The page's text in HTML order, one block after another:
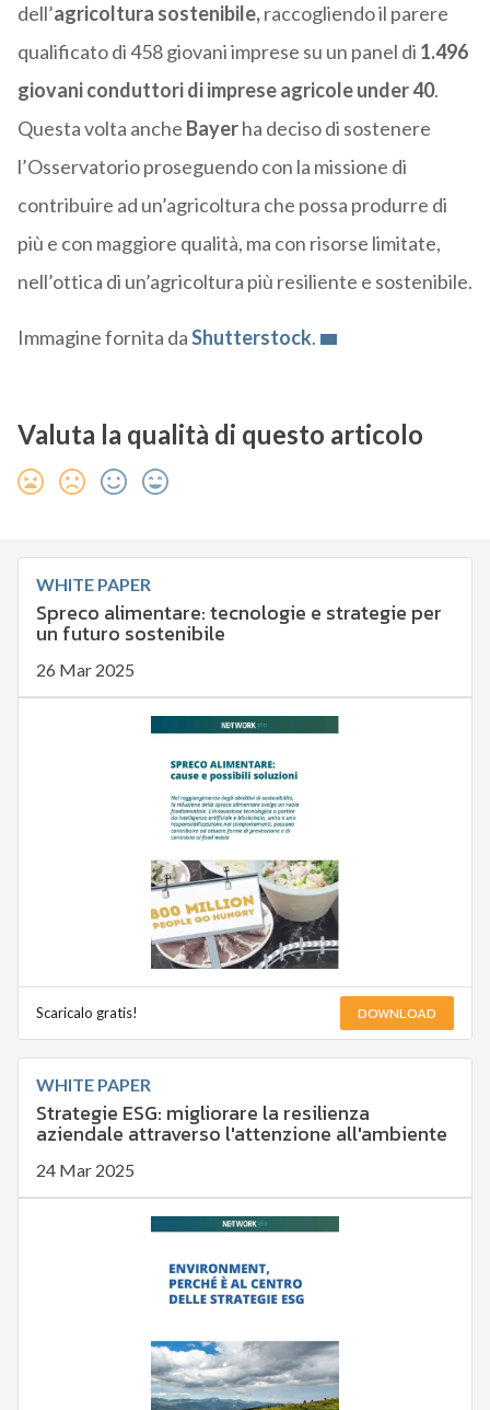
dell’agricoltura sostenibile,raccogliendo il parere
qualificato di 458 giovani imprese su un panel di 1.496
giovani conduttori di imprese agricole under 40.
Questa volta anche Bayerha deciso di sostenere
l’Osservatorio proseguendo con la missione di
contribuire ad un’agricoltura che possa produrre di
più e con maggiore qualità, ma con risorse limitate,
nell’ottica di un’agricoltura più resiliente e sostenibile.
Immagine fornita daShutterstock.
Valuta la qualità di questo articolo
WHITE PAPER
Spreco alimentare: tecnologie e strategie per
un futuro sostenibile
26 Mar 2025
Scaricalo gratis! DOWNLOAD
WHITE PAPER
Strategie ESG: migliorare la resilienza
aziendale attraverso l'attenzione all'ambiente
24 Mar 2025